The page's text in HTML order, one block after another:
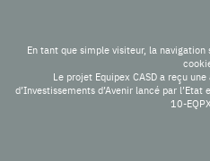
En tant que simple visiteur, la
Le projet Equipex CASD a reçu
d’Investissements d’Avenir lancé par l’Etat
10-